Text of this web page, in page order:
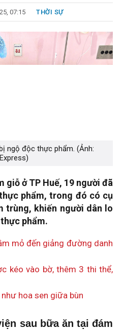
07:15 THỜI SỰ
ngộ độc thực phẩm. (Ảnh:
giỗ ở TP Huế, 19 người đã
phẩm, trong đó có cụ
trùng, khiến người dân lo
phẩm.
mỏ đến giảng đường danh
kéo vào bờ, thêm 3 thi thể,
hoa sen giữa bùn
sau bữa ăn tại đám